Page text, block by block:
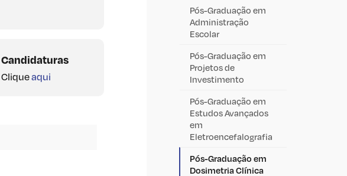
Candidaturas
Cliqueaqui
Pós-Graduação em
Administração
Escolar
Pós-Graduação em
Projetos de
Investimento
Pós-Graduação em
Estudos Avançados
em
Eletroencefalografia
Pós-Graduação em
Dosimetria Clínica